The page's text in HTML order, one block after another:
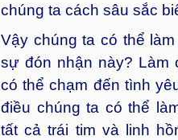
chúng ta cách sâu sắc
Vậy chúng ta có thể
sự đón nhận này? Làm
có thể chạm đến tình
điều chúng ta có thể
tất cả trái tim và linh